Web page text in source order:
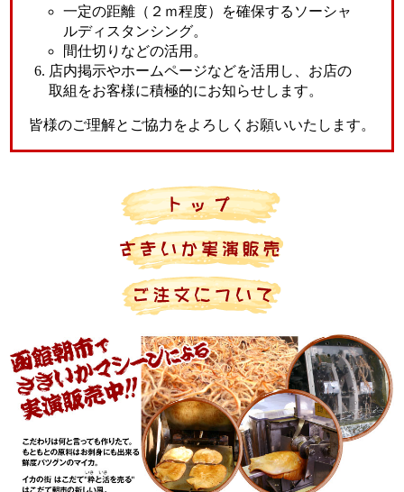
一定の距離（２ｍ程度）を確保するソーシャ
ルディスタンシング。
間仕切りなどの活用。
店内掲示やホームページなどを活用し、お店の
取組をお客様に積極的にお知らせします。
皆様のご理解とご協力をよろしくお願いいたします。